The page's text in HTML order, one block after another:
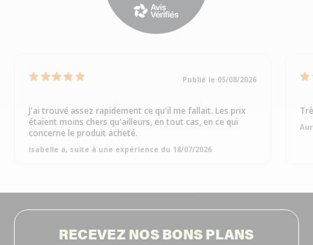
Publié le 05/08/2026
J'ai trouvé assez rapidement ce qu'il me fallait. Les prix
étaient moins chers qu'ailleurs, en tout cas, en ce qui
concerne le produit acheté.
isabelle a, suite à une expérience du 18/07/2026
RECEVEZ NOS BONS PLANS